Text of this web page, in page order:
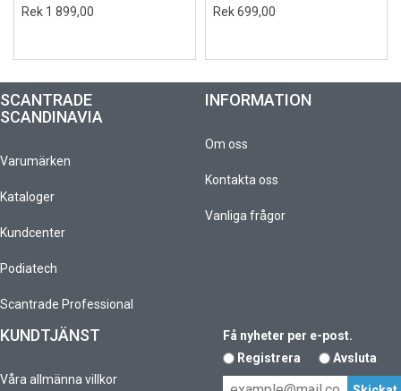
Rek 1 899,00 Rek 699,00
SCANTRADE
SCANDINAVIA
Varumärken
Kataloger
Kundcenter
Podiatech
Scantrade Professional
INFORMATION
Om oss
Kontakta oss
Vanliga frågor
KUNDTJÄNST
Våra allmänna villkor
Få nyheter per e-post.
Registrera
Avsluta